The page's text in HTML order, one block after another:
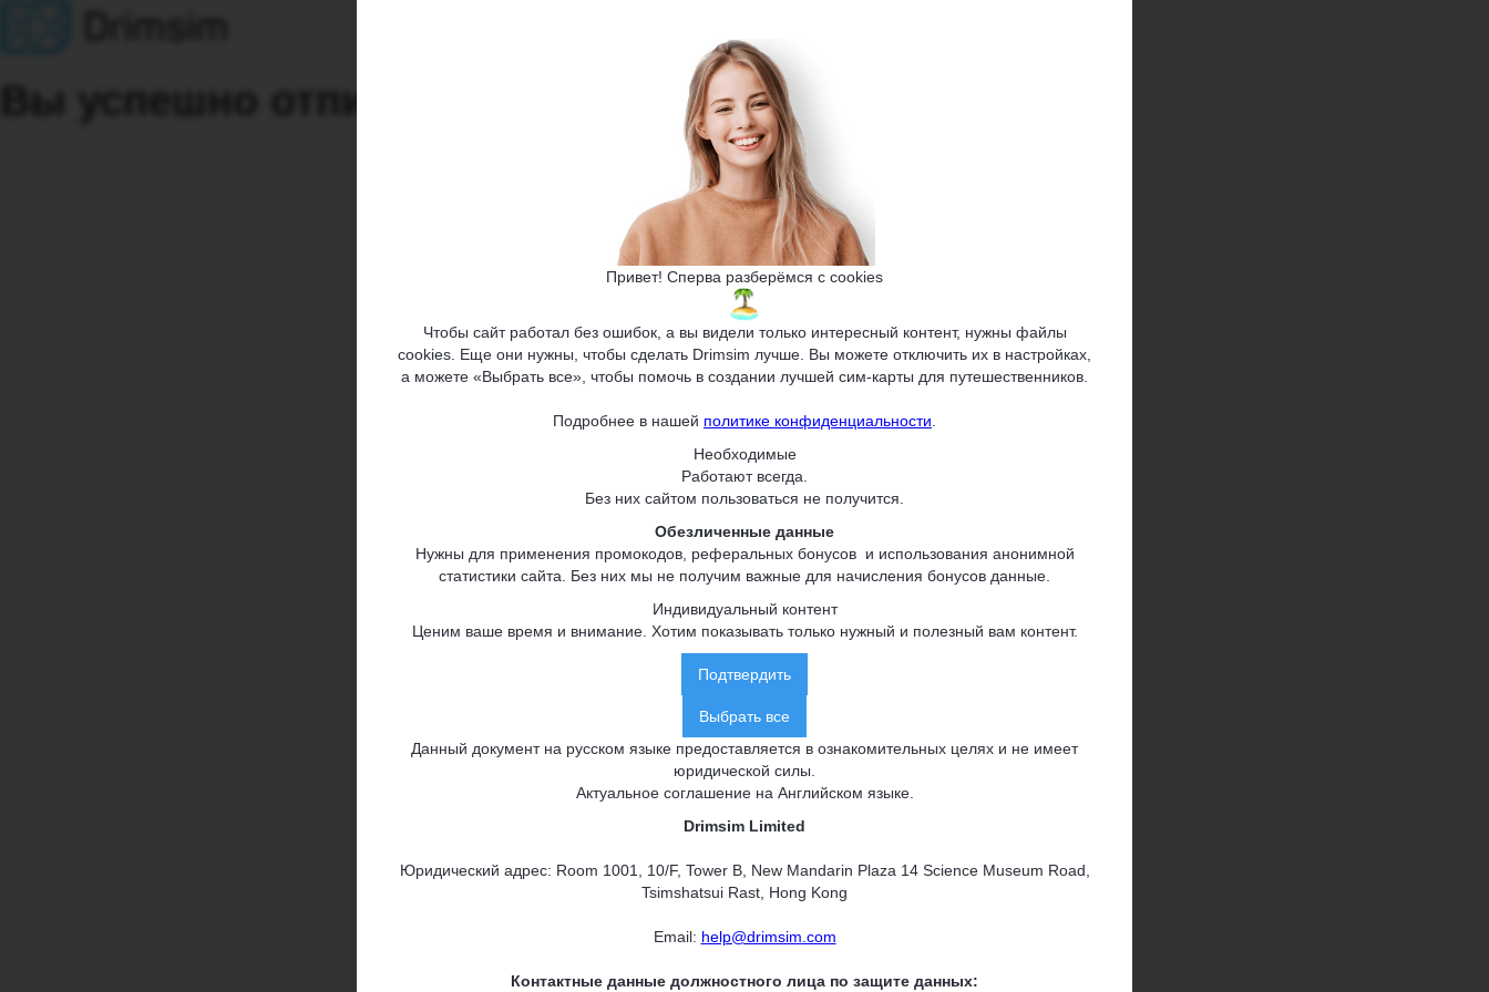
Вы успешно отписались от рассылки!
Привет! Сперва разберёмся с cookies
Чтобы сайт работал без ошибок, а вы видели только интересный контент, нужны файлы
cookies. Еще они нужны, чтобы сделать Drimsim лучше. Вы можете отключить их в настройках,
а можете «Выбрать все», чтобы помочь в создании лучшей сим-карты для путешественников.
Подробнее в нашей политике конфиденциальности.
Необходимые
Работают всегда.
Без них сайтом пользоваться не получится.
Обезличенные данные
Нужны для применения промокодов, реферальных бонусов и использования анонимной
статистики сайта. Без них мы не получим важные для начисления бонусов данные.
Индивидуальный контент
Ценим ваше время и внимание. Хотим показывать только нужный и полезный вам контент.
Подтвердить
Выбрать все
Данный документ на русском языке предоставляется в ознакомительных целях и не имеет
юридической силы.
Актуальное соглашение на Английском языке.
Drimsim Limited
Юридический адрес: Room 1001, 10/F, Tower B, New Mandarin Plaza 14 Science Museum Road,
Tsimshatsui Rast, Hong Kong
Email: help@drimsim.com
Контактные данные должностного лица по защите данных: